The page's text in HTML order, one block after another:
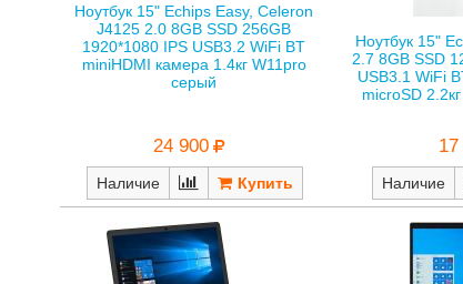
Ноутбук 15" Echips Easy, Celeron
J4125 2.0 8GB SSD 256GB
1920*1080 IPS USB3.2 WiFi BT
miniHDMI камера 1.4кг W11pro
серый
24 900
Наличие
Ноутбук 15"
2.7 8GB SSD
USB3.1 WiFi
microSD
Наличие